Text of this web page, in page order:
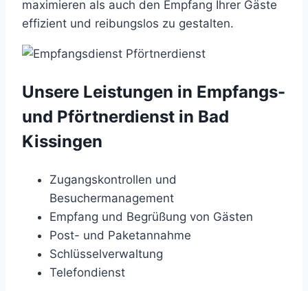
maximieren als auch den Empfang Ihrer Gäste
effizient und reibungslos zu gestalten.
Unsere Leistungen in Empfangs-
und Pförtnerdienst in Bad
Kissingen
Zugangskontrollen und
Besuchermanagement
Empfang und Begrüßung von Gästen
Post- und Paketannahme
Schlüsselverwaltung
Telefondienst